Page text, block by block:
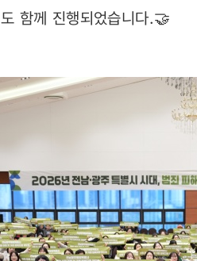
도 함께 진행되었습니다.🤝